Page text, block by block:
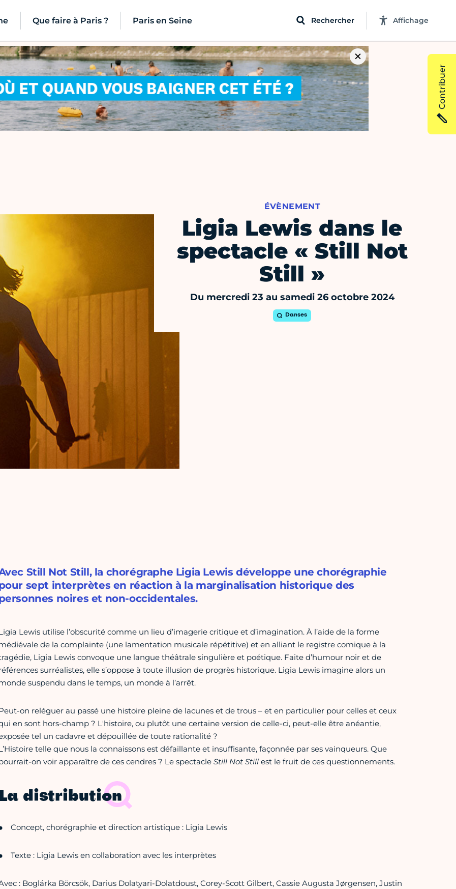
Que faire à Paris ? Paris en Seine Rechercher Affichage
ÉVÈNEMENT
Ligia Lewis dans le
spectacle « Still Not
Still »
Du mercredi 23 au samedi 26 octobre 2024
Danses
Still Not Still, la chorégraphe Ligia Lewis développe une chorégraphie
sept interprètes en réaction à la marginalisation historique des
noires et non-occidentales.
Lewis utilise l’obscurité comme un lieu d’imagerie critique et d’imagination. À l’aide de la forme
de la complainte (une lamentation musicale répétitive) et en alliant le registre comique à la
Ligia Lewis convoque une langue théâtrale singulière et poétique. Faite d’humour noir et de
surréalistes, elle s’oppose à toute illusion de progrès historique. Ligia Lewis imagine alors un
suspendu dans le temps, un monde à l’arrêt.
on reléguer au passé une histoire pleine de lacunes et de trous – et en particulier pour celles et ceux
en sont hors-champ ? L'histoire, ou plutôt une certaine version de celle-ci, peut-elle être anéantie,
tel un cadavre et dépouillée de toute rationalité ?
telle que nous la connaissons est défaillante et insuffisante, façonnée par ses vainqueurs. Que
on voir apparaître de ces cendres ? Le spectacle Still Not Still est le fruit de ces questionnements.
distribution
Concept, chorégraphie et direction artistique : Ligia Lewis
Texte : Ligia Lewis en collaboration avec les interprètes
: Boglárka Börcsök, Darius Dolatyari-Dolatdoust, Corey-Scott Gilbert, Cassie Augusta Jørgensen, Justin
Contribuer